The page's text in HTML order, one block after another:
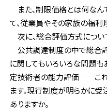
また、制限価格とは何なん
て、従業員やその家族の福利
次に、総合評価方式につい
公共調達制度の中で総合
に関してもいろいろな問題
定技術者の能力評価──これ
ます。現行制度が明らかに
ありますか。